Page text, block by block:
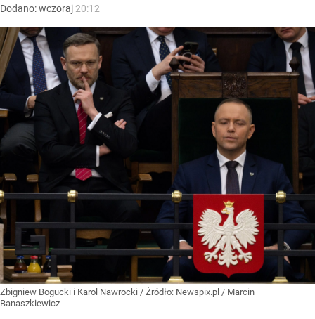
Dodano:wczoraj 20:12
Zbigniew Bogucki i Karol Nawrocki / Źródło: Newspix.pl / Marcin
Banaszkiewicz